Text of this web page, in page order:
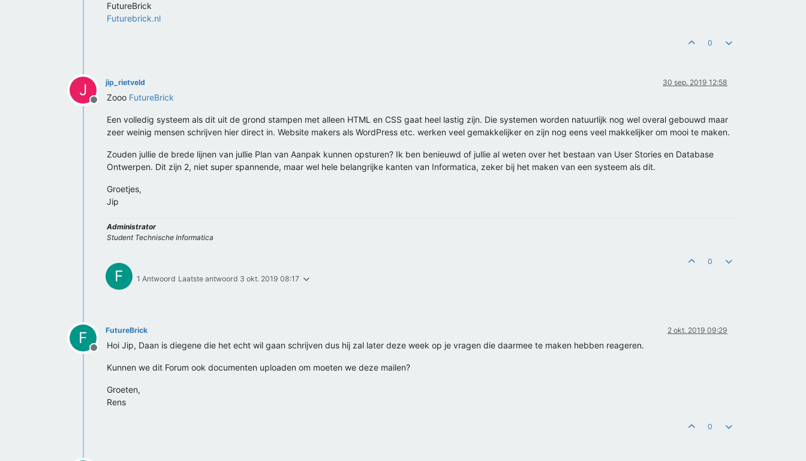
FutureBrick
Futurebrick.nl
0
J
Offline
jip_rietveld 30 sep. 2019 12:58
Zooo FutureBrick
Een volledig systeem als dit uit de grond stampen met alleen HTML en CSS gaat heel lastig zijn. Die systemen worden natuurlijk nog wel overal gebouwd maar
zeer weinig mensen schrijven hier direct in. Website makers als WordPress etc. werken veel gemakkelijker en zijn nog eens veel makkelijker om mooi te maken.
Zouden jullie de brede lijnen van jullie Plan van Aanpak kunnen opsturen? Ik ben benieuwd of jullie al weten over het bestaan van User Stories en Database
Ontwerpen. Dit zijn 2, niet super spannende, maar wel hele belangrijke kanten van Informatica, zeker bij het maken van een systeem als dit.
Groetjes,
Jip
Administrator
Student Technische Informatica
F 1 Antwoord Laatste antwoord 3 okt. 2019 08:17
0
F
Offline
FutureBrick 2 okt. 2019 09:29
Hoi Jip, Daan is diegene die het echt wil gaan schrijven dus hij zal later deze week op je vragen die daarmee te maken hebben reageren.
Kunnen we dit Forum ook documenten uploaden om moeten we deze mailen?
Groeten,
Rens
0